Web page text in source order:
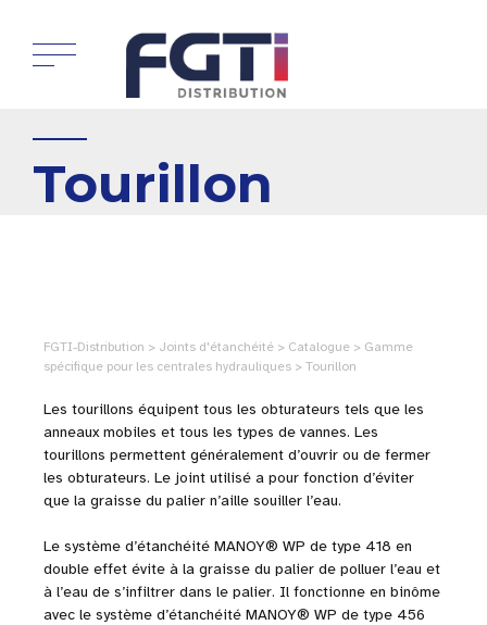
Tourillon
FGTI-Distribution > Joints d'étanchéité > Catalogue > Gamme
spécifique pour les centrales hydrauliques > Tourillon
Les tourillons équipent tous les obturateurs tels que les
anneaux mobiles et tous les types de vannes. Les
tourillons permettent généralement d’ouvrir ou de fermer
les obturateurs. Le joint utilisé a pour fonction d’éviter
que la graisse du palier n’aille souiller l’eau.
Le système d’étanchéité MANOY® WP de type 418 en
double effet évite à la graisse du palier de polluer l’eau et
à l’eau de s’infiltrer dans le palier. Il fonctionne en binôme
avec le système d’étanchéité MANOY® WP de type 456